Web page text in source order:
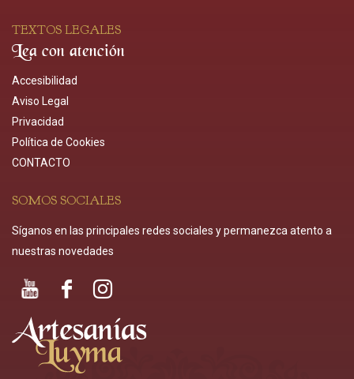
TEXTOS LEGALES
Lea con atención
Accesibilidad
Aviso Legal
Privacidad
Política de Cookies
CONTACTO
SOMOS SOCIALES
Síganos en las principales redes sociales y permanezca atento a
nuestras novedades